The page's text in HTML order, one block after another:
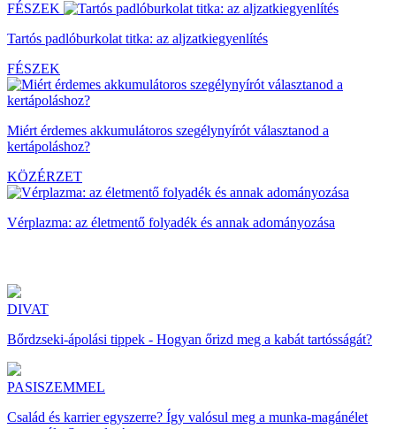
FÉSZEK
Tartós padlóburkolat titka: az aljzatkiegyenlítés
FÉSZEK
Miért érdemes akkumulátoros szegélynyírót választanod a
kertápoláshoz?
KÖZÉRZET
Vérplazma: az életmentő folyadék és annak adományozása
DIVAT
Bőrdzseki-ápolási tippek - Hogyan őrizd meg a kabát tartósságát?
PASISZEMMEL
Család és karrier egyszerre? Így valósul meg a munka-magánélet